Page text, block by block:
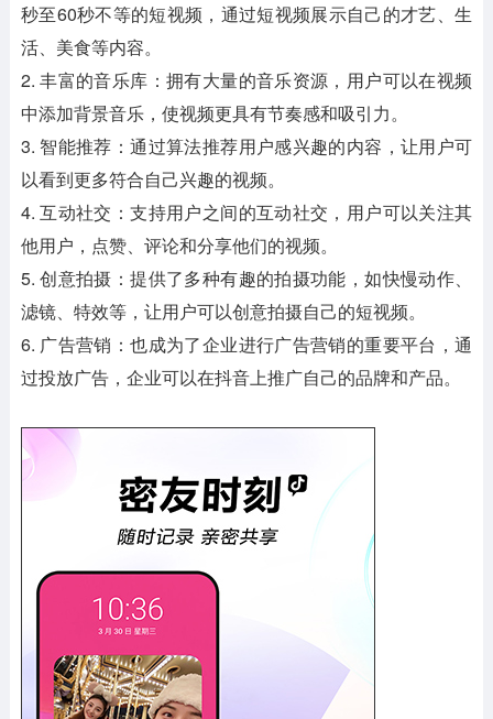
秒至60秒不等的短视频，通过短视频展示自己的才艺、生
活、美食等内容。
2. 丰富的音乐库：拥有大量的音乐资源，用户可以在视频
中添加背景音乐，使视频更具有节奏感和吸引力。
3. 智能推荐：通过算法推荐用户感兴趣的内容，让用户可
以看到更多符合自己兴趣的视频。
4. 互动社交：支持用户之间的互动社交，用户可以关注其
他用户，点赞、评论和分享他们的视频。
5. 创意拍摄：提供了多种有趣的拍摄功能，如快慢动作、
滤镜、特效等，让用户可以创意拍摄自己的短视频。
6. 广告营销：也成为了企业进行广告营销的重要平台，通
过投放广告，企业可以在抖音上推广自己的品牌和产品。